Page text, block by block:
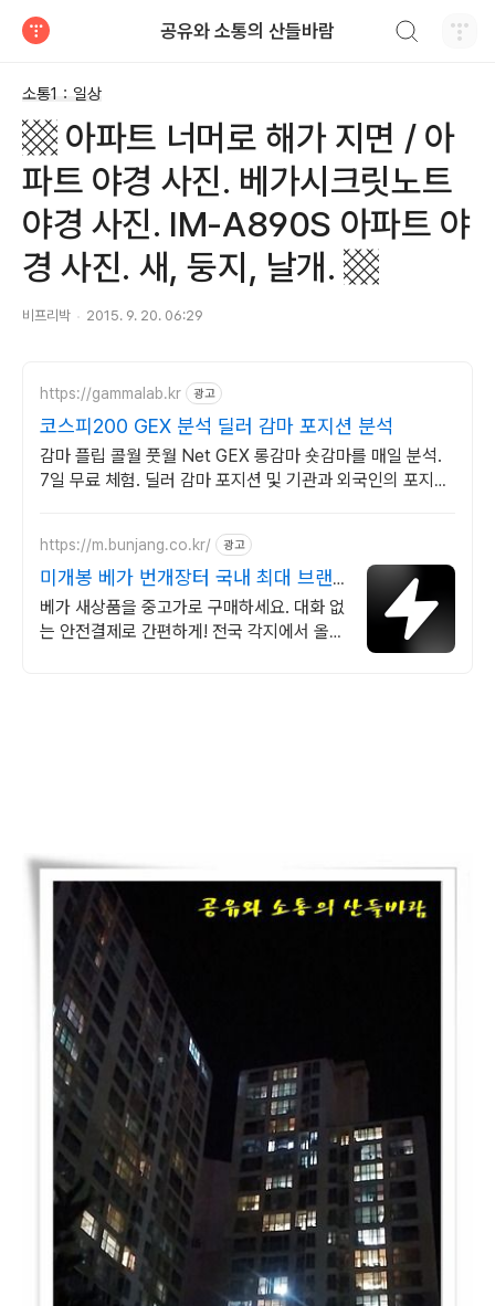
공유와 소통의 산들바람
소통1：일상
▩ 아파트 너머로 해가 지면 / 아
파트 야경 사진. 베가시크릿노트
야경 사진. IM-A890S 아파트 야
경 사진. 새, 둥지, 날개. ▩
비프리박 2015. 9. 20. 06:29
https://gammalab.kr 광고
코스피200 GEX 분석 딜러 감마 포지션 분석
감마 플립 콜월 풋월 Net GEX 롱감마 숏감마를 매일 분석.
7일 무료 체험. 딜러 감마 포지션 및 기관과 외국인의 포지션
https://m.bunjang.co.kr/ 광고
미개봉 베가 번개장터 국내 최대 브랜
드 중고거래
베가 새상품을 중고가로 구매하세요. 대화 없
는 안전결제로 간편하게! 전국 각지에서 올라